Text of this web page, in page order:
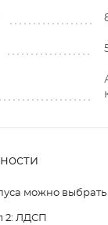
можно
2: ЛДСП